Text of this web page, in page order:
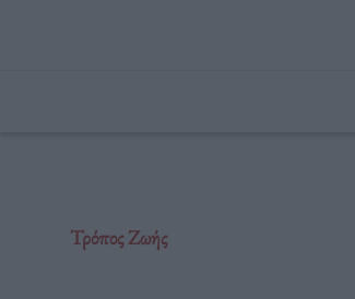
Τρόπος Ζωής